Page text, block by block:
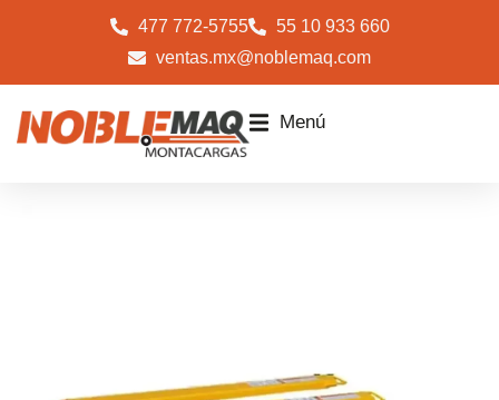
477 772-5755
55 10 933 660
ventas.mx@noblemaq.com
Menú